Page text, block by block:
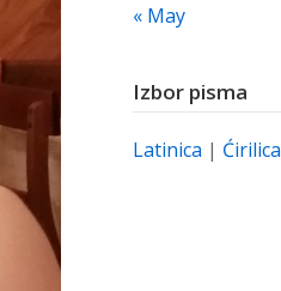
« May
Izbor pisma
Latinica | Ćirilica